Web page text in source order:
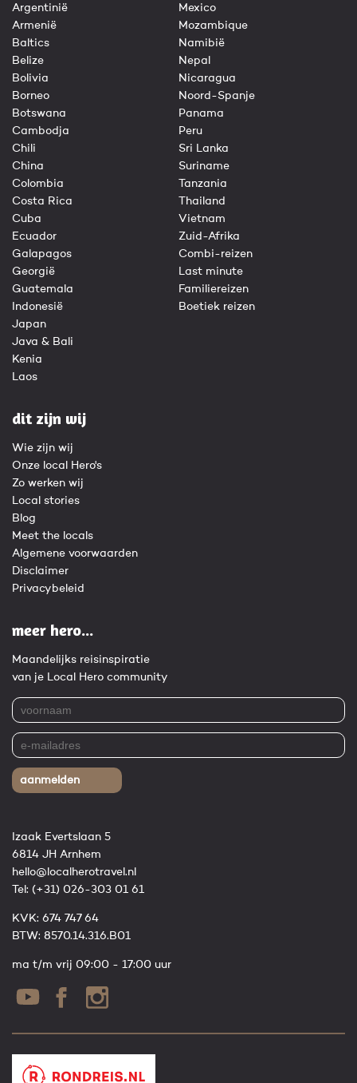
Argentinië
Armenië
Baltics
Belize
Bolivia
Borneo
Botswana
Cambodja
Chili
China
Colombia
Costa Rica
Cuba
Ecuador
Galapagos
Georgië
Guatemala
Indonesië
Japan
Java & Bali
Kenia
Laos
Mexico
Mozambique
Namibië
Nepal
Nicaragua
Noord-Spanje
Panama
Peru
Sri Lanka
Suriname
Tanzania
Thailand
Vietnam
Zuid-Afrika
Combi-reizen
Last minute
Familiereizen
Boetiek reizen
dit zijn wij
Wie zijn wij
Onze local Hero's
Zo werken wij
Local stories
Blog
Meet the locals
Algemene voorwaarden
Disclaimer
Privacybeleid
meer hero...
Maandelijks reisinspiratie
van je Local Hero community
aanmelden
Izaak Evertslaan 5
6814 JH Arnhem
hello@localherotravel.nl
Tel: (+31) 026-303 01 61
KVK: 674 747 64
BTW: 8570.14.316.B01
ma t/m vrij 09:00 - 17:00 uur